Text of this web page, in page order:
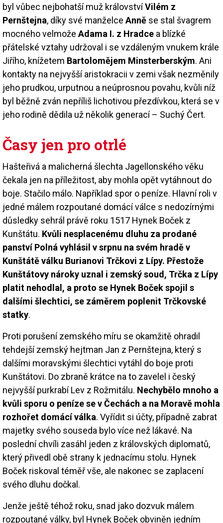
byl vůbec nejbohatší muž královstvíVilém z
Pernštejna, díky své manželce Anně se stal švagrem
mocného velmože Adama I. z Hradce a blízké
přátelské vztahy udržoval i se vzdáleným vnukem krále
Jiřího, knížetem Bartolomějem Minsterberským. Ani
kontakty na nejvyšší aristokracii v zemi však nezměnily
jeho prudkou, urputnou a neúprosnou povahu, kvůli níž
byl běžně zván nepříliš lichotivou přezdívkou, která se v
jeho rodině dědila už několik generací – Suchý Čert.
Časy jen pro otrlé
Hašteřivá a malicherná šlechta Jagellonského věku
čekala jen na příležitost, aby mohla opět vytáhnout do
boje. Stačilo málo. Například spor o peníze. Hlavní roli v
jedné málem rozpoutané domácí válce s nedozírnými
důsledky sehrál právě roku 1517 Hynek Boček z
Kunštátu. Kvůli nesplacenému dluhu za prodané
panství Polná vyhlásil v srpnu na svém hradě v
Kunštátě válku Burianovi Trčkovi z Lípy. Přestože
Kunštátovy nároky uznal i zemský soud, Trčka z Lípy
platit nehodlal, a proto se Hynek Boček spojil s
dalšími šlechtici, se záměrem poplenit Trčkovské
statky.
Proti porušení zemského míru se okamžitě ohradil
tehdejší zemský hejtman Jan z Pernštejna, který s
dalšími moravskými šlechtici vytáhl do boje proti
Kunštátovi. Do zbraně krátce na to zavelel i český
nejvyšší purkrabí Lev z Rožmitálu. Nechybělo mnoho a
kvůli sporu o peníze se v Čechách a na Moravě mohla
rozhořet domácí válka. Vyřídit si účty, případně zabrat
majetky svého souseda bylo více než lákavé. Na
poslední chvíli zasáhl jeden z královských diplomatů,
který přivedl obě strany k jednacímu stolu. Hynek
Boček riskoval téměř vše, ale nakonec se zaplacení
svého dluhu dočkal.
Jenže ještě téhož roku, snad jako dozvuk málem
rozpoutané války, byl Hynek Boček obviněn jedním